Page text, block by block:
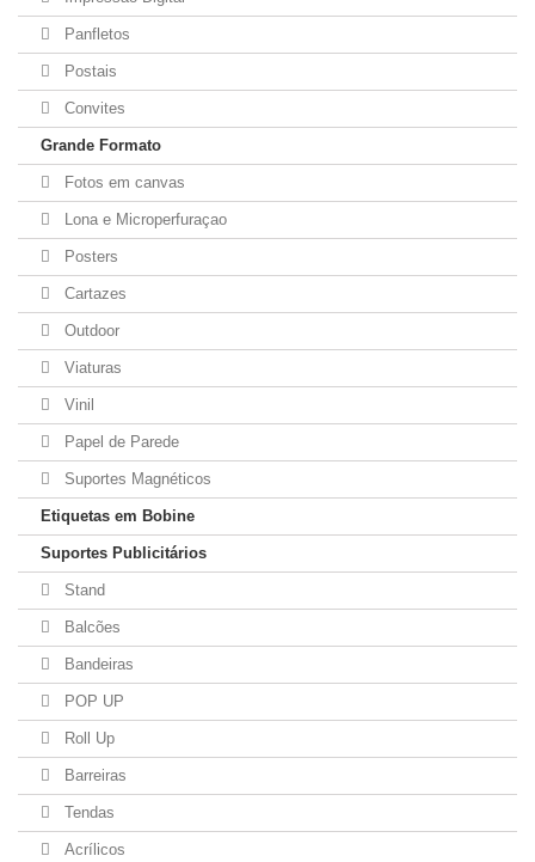
Panfletos
Postais
Convites
Grande Formato
Fotos em canvas
Lona e Microperfuraçao
Posters
Cartazes
Outdoor
Viaturas
Vinil
Papel de Parede
Suportes Magnéticos
Etiquetas em Bobine
Suportes Publicitários
Stand
Balcões
Bandeiras
POP UP
Roll Up
Barreiras
Tendas
Acrílicos